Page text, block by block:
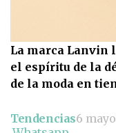
La marca Lanvin
el espíritu de la
de la moda en
Tendencias6